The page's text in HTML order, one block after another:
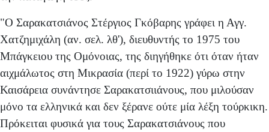
"Ο Σαρακατσιάνος Στέργιος Γκόβαρης γράφει η Αγγ.
Χατζημιχάλη (αν. σελ. λθ'), διευθυντής το 1975 του
Μπάγκειου της Ομόνοιας, της διηγήθηκε ότι όταν ήταν
αιχμά­λωτος στη Μικρασία (περί το 1922) γύρω στην
Καισάρεια συνάντησε Σαρακατσιιάνους, που μιλούσαν
μόνο τα ελληνι­κά και δεν ξέρανε ούτε μία λέξη τούρκικη.
Πρόκειται φυσι­κά για τους Σαρακατσιάνους που